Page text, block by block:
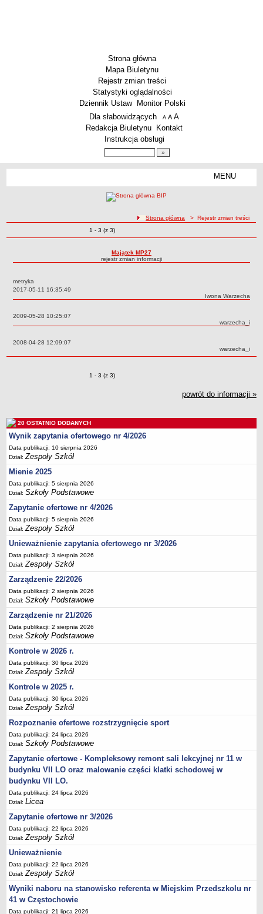
Strona główna
Mapa Biuletynu
Rejestr zmian treści
Statystyki oglądalności
Dziennik Ustaw
Monitor Polski
Menu dodatkowe
Dla słabowidzących A pomniejsz czcionkę
A standardowy rozmiar czcionki
A
Redakcja Biuletynu
Kontakt
Instrukcja obsługi
MENU
Techniczne Zakłady Naukowe
PRZEDSZKOLA
ARCHIWUM SZKÓŁ I PLACÓWEK
Zlikwidowane gimnazja
Przekształcone szkoły i placówki
SPECJALNE OŚRODKI SZKOLNO-WYCHOWAWCZE
Specjalny Ośrodek nr 1
Specjalny Ośrodek nr 5
Majątek
Godziny dyżurów
Ogłoszenie
Zarządzenia
Kontrole
Rejestry, ewidencje, archiwa
Sprawozdania
Deklaracja dostępności
PORADNIE PSYCHOLOGICZNO-PEDAGOGICZNE
Zespół Poradni
BIURO FINANSÓW OŚWIATY
Dane podstawowe
Statut
Majątek
Godziny dyżurów
Ogłoszenia
Zarządzenia
Rejestry, ewidencje, archiwa
Kontrole
PONOWNE WYKORZYSTYWANIE
Sprawozdania
Deklaracja dostępności
DEKLARACJA DOSTĘPNOŚCI
OŚWIADCZENIA MAJĄTKOWE
PONOWNE WYKORZYSTYWANIE
UDOSTĘPNIANIE INFORMACJI PUBLICZNEJ
OCHRONA DANYCH OSOBOWYCH
ścieżka nawigacji
Strona główna > Rejestr zmian treści
Zmiany o pozycjach
1 - 3 (z 3)
Majątek MP27
rejestr zmian informacji
metryka
Data:
2017-05-11 16:35:49
Autor:
Iwona Warzecha
Data:
2009-05-28 10:25:07
Autor:
warzecha_i
Data:
2008-04-28 12:09:07
Autor:
warzecha_i
Zmiany o pozycjach
1 - 3 (z 3)
powrót do informacji »
20 OSTATNIO DODANYCH
Wynik zapytania ofertowego nr 4/2026
Data publikacji: 10 sierpnia 2026
Dział:Zespoły Szkół
Mienie 2025
Data publikacji: 5 sierpnia 2026
Dział:Szkoły Podstawowe
Zapytanie ofertowe nr 4/2026
Data publikacji: 5 sierpnia 2026
Dział:Zespoły Szkół
Unieważnienie zapytania ofertowego nr 3/2026
Data publikacji: 3 sierpnia 2026
Dział:Zespoły Szkół
Zarządzenie 22/2026
Data publikacji: 2 sierpnia 2026
Dział:Szkoły Podstawowe
Zarządzenie nr 21/2026
Data publikacji: 2 sierpnia 2026
Dział:Szkoły Podstawowe
Kontrole w 2026 r.
Data publikacji: 30 lipca 2026
Dział:Zespoły Szkół
Kontrole w 2025 r.
Data publikacji: 30 lipca 2026
Dział:Zespoły Szkół
Rozpoznanie ofertowe rozstrzygnięcie sport
Data publikacji: 24 lipca 2026
Dział:Szkoły Podstawowe
Zapytanie ofertowe - Kompleksowy remont sali lekcyjnej nr 11 w
budynku VII LO oraz malowanie części klatki schodowej w
budynku VII LO.
Data publikacji: 24 lipca 2026
Dział:Licea
Zapytanie ofertowe nr 3/2026
Data publikacji: 22 lipca 2026
Dział:Zespoły Szkół
Unieważnienie
Data publikacji: 22 lipca 2026
Dział:Zespoły Szkół
Wyniki naboru na stanowisko referenta w Miejskim Przedszkolu nr
41 w Częstochowie
Data publikacji: 21 lipca 2026